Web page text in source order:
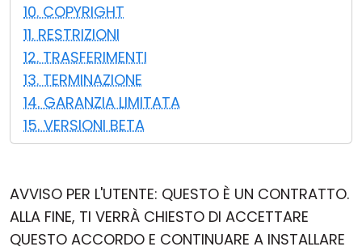
10. COPYRIGHT
11. RESTRIZIONI
12. TRASFERIMENTI
13. TERMINAZIONE
14. GARANZIA LIMITATA
15. VERSIONI BETA
AVVISO PER L'UTENTE: QUESTO È UN CONTRATTO.
ALLA FINE, TI VERRÀ CHIESTO DI ACCETTARE
QUESTO ACCORDO E CONTINUARE A INSTALLARE